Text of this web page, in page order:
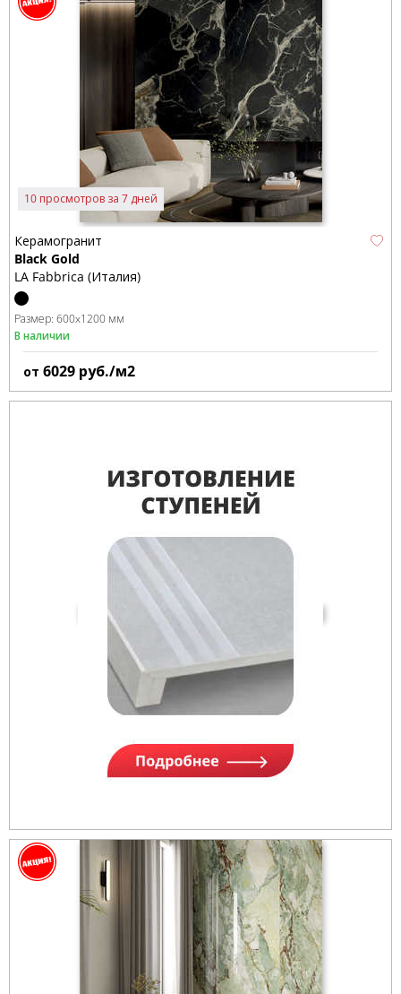
10 просмотров за 7 дней
Керамогранит
Black Gold
LA Fabbrica (Италия)
Размер: 600x1200 мм
В наличии
от 6029 руб./м2